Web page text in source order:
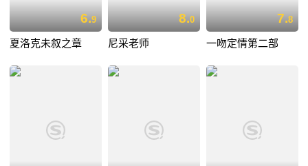
6.9
夏洛克未叙之章
8.0
尼采老师
7.8
一吻定情第二部